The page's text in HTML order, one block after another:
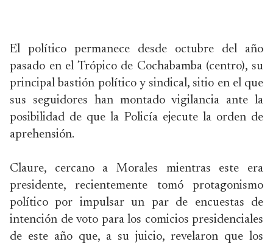
El político permanece desde octubre del año
pasado en el Trópico de Cochabamba (centro), su
principal bastión político y sindical, sitio en el que
sus seguidores han montado vigilancia ante la
posibilidad de que la Policía ejecute la orden de
aprehensión.
Claure, cercano a Morales mientras este era
presidente, recientemente tomó protagonismo
político por impulsar un par de encuestas de
intención de voto para los comicios presidenciales
de este año que, a su juicio, revelaron que los